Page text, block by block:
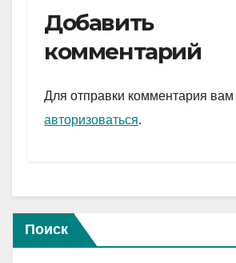
e
gr
a
m
er
s
A
p
и
Добавить
комментарий
Для отправки комментария
авторизоваться.
Поиск